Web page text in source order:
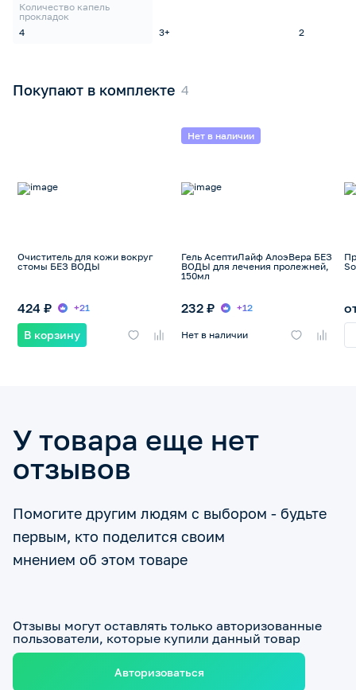
Количество капель
прокладок
4
3+ 2
Покупают в комплекте
Очиститель для кожи вокруг
стомы БЕЗ ВОДЫ
424 ₽ +21
В корзину
Нет в наличии
Гель АсептиЛайф АлоэВера БЕЗ
ВОДЫ для лечения пролежней,
150мл
232 ₽ +12
Нет в наличии
У товара еще нет
отзывов
Помогите другим людям с выбором - будьте
первым, кто поделится своим
мнением об этом товаре
Отзывы могут оставлять только авторизованные
пользователи, которые купили данный товар
Авторизоваться